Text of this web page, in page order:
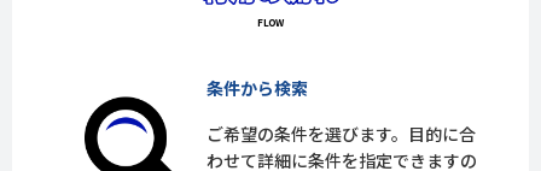
条件から検索
ご希望の条件を選びます。目的に合
わせて詳細に条件を指定できますの